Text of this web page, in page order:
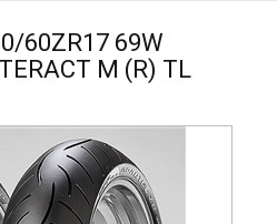
60ZR17 69W
M (R) TL